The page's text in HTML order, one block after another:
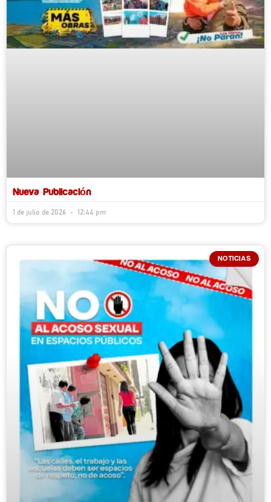
Nueva Publicación
1 de julio de 2026 12:44 pm
NOTICIAS